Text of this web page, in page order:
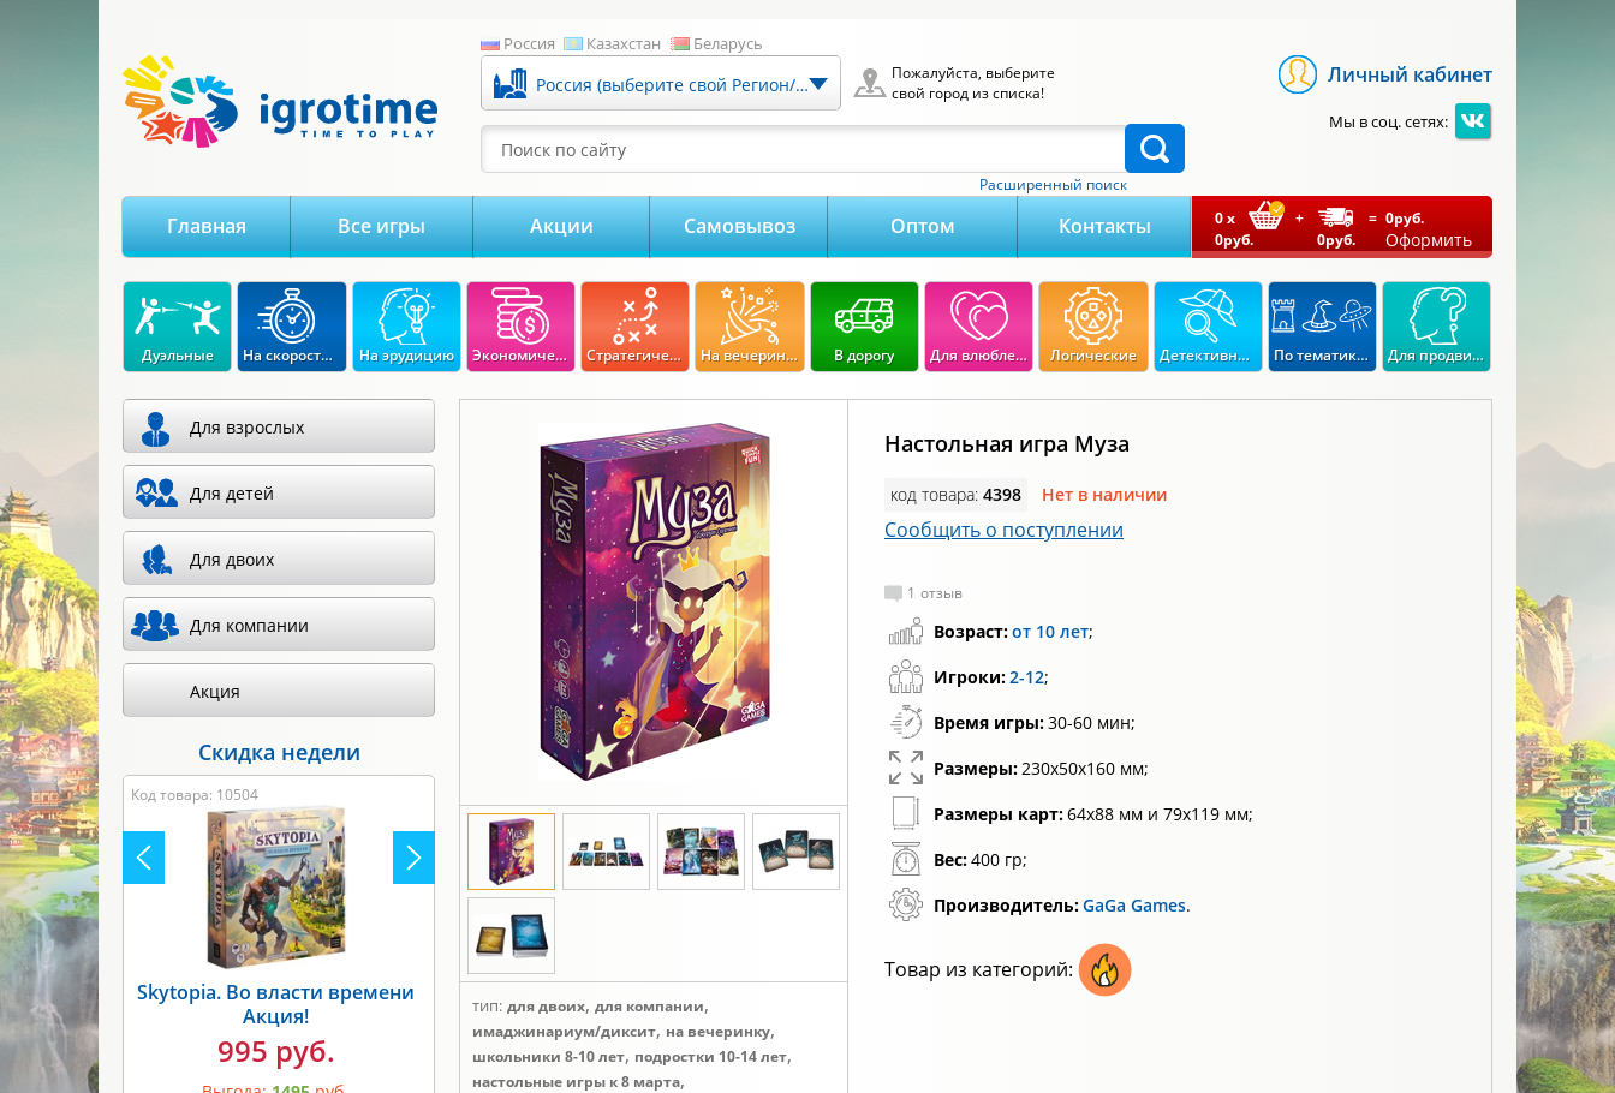
Россия Казахстан Беларусь
Россия (выберите свой Регион/Город)
Пожалуйста, выберите
свой город из списка!
Поиск по сайту
Расширенный поиск
Личный кабинет
Мы в соц. сетях:
Главная Все игры Акции Самовывоз Оптом Контакты 0x
0руб.
+
0руб.
= 0руб.
Оформить
Дуэльные На скорость реакции На эрудицию Экономические Стратегические На вечеринку В дорогу Для влюбленных Логические Детективные По тематикам Для продвинутых
тип: для двоих, для компании,
имаджинариум/диксит, на вечеринку,
школьники 8-10 лет, подростки 10-14 лет,
настольные игры к 8 марта,
Настольная игра Муза
код товара: 4398 Нет в наличии
Сообщить о поступлении
1 отзыв
Возраст:от 10 лет;
Игроки:2-12;
Время игры:30-60 мин;
Размеры:230x50x160 мм;
Размеры карт:64х88 мм и 79х119 мм;
Вес:400 гр;
Производитель:GaGa Games.
Товар из категорий:
Для взрослых
Для детей
Для двоих
Для компании
Акция
Скидка недели
Код товара: 8317
Unmatched. Бигфут против
Робин Гуда Акция!
1495 руб.